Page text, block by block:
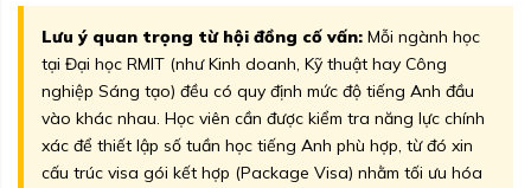
Lưu ý quan trọng từ hội đồng cố vấn: Mỗi ngành học
tại Đại học RMIT (như Kinh doanh, Kỹ thuật hay Công
nghiệp Sáng tạo) đều có quy định mức độ tiếng Anh đầu
vào khác nhau. Học viên cần được kiểm tra năng lực chính
xác để thiết lập số tuần học tiếng Anh phù hợp, từ đó xin
cấu trúc visa gói kết hợp (Package Visa) nhằm tối ưu hóa